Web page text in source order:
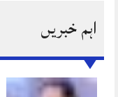
اہم خبریں